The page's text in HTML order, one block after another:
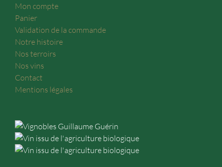
Mon compte
Panier
Validation de la commande
Notre histoire
Nos terroirs
Nos vins
Contact
Mentions légales